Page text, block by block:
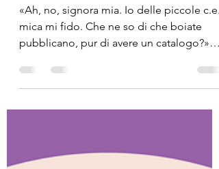
POTERE AI PICCOLI!
«Ah, no, signora mia. Io delle piccole c.e.
pubblicano, pur di avere un catalogo?»
«Uh per carità....